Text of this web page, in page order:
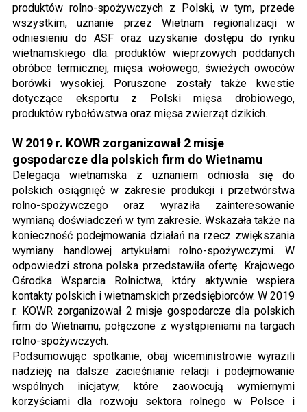
produktów rolno-spożywczych z Polski, w tym, przede
wszystkim, uznanie przez Wietnam regionalizacji w
odniesieniu do ASF oraz uzyskanie dostępu do rynku
wietnamskiego dla: produktów wieprzowych poddanych
obróbce termicznej, mięsa wołowego, świeżych owoców
borówki wysokiej. Poruszone zostały także kwestie
dotyczące eksportu z Polski mięsa drobiowego,
produktów rybołówstwa oraz mięsa zwierząt dzikich.
W 2019 r. KOWR zorganizował 2 misje
gospodarcze dla polskich firm do Wietnamu
Delegacja wietnamska z uznaniem odniosła się do
polskich osiągnięć w zakresie produkcji i przetwórstwa
rolno-spożywczego oraz wyraziła zainteresowanie
wymianą doświadczeń w tym zakresie. Wskazała także na
konieczność podejmowania działań na rzecz zwiększania
wymiany handlowej artykułami rolno-spożywczymi. W
odpowiedzi strona polska przedstawiła ofertę Krajowego
Ośrodka Wsparcia Rolnictwa, który aktywnie wspiera
kontakty polskich i wietnamskich przedsiębiorców. W 2019
r. KOWR zorganizował 2 misje gospodarcze dla polskich
firm do Wietnamu, połączone z wystąpieniami na targach
rolno-spożywczych.
Podsumowując spotkanie, obaj wiceministrowie wyrazili
nadzieję na dalsze zacieśnianie relacji i podejmowanie
wspólnych inicjatyw, które zaowocują wymiernymi
korzyściami dla rozwoju sektora rolnego w Polsce i